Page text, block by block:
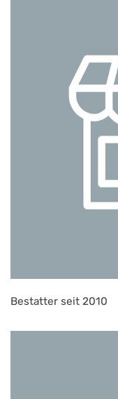
Bestatter seit 2010